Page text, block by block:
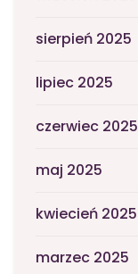
sierpień 2025
lipiec 2025
czerwiec 2025
maj 2025
kwiecień 2025
marzec 2025